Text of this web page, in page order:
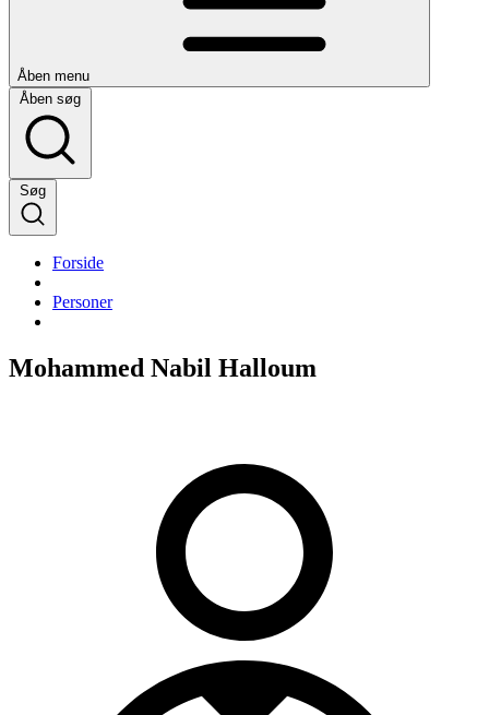
Åben menu
Åben søg
Søg
Forside
Personer
Mohammed Nabil Halloum